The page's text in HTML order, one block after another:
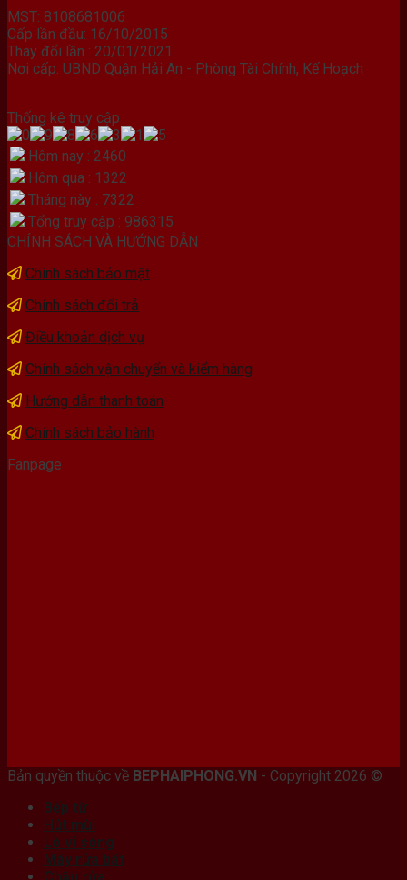
MST: 8108681006
Cấp lần đầu: 16/10/2015
Thay đổi lần : 20/01/2021
Nơi cấp: UBND Quận Hải An - Phòng Tài Chính, Kế Hoạch
Thống kê truy cập
Hôm nay : 2460
Hôm qua : 1322
Tháng này : 7322
Tổng truy cập : 986315
CHÍNH SÁCH VÀ HƯỚNG DẪN
Chính sách bảo mật
Chính sách đổi trả
Điều khoản dịch vụ
Chính sách vận chuyển và kiểm hàng
Hướng dẫn thanh toán
Chính sách bảo hành
Fanpage
Bản quyền thuộc về BEPHAIPHONG.VN - Copyright 2026 ©
Bếp từ
Hút mùi
Lò vi sóng
Máy rửa bát